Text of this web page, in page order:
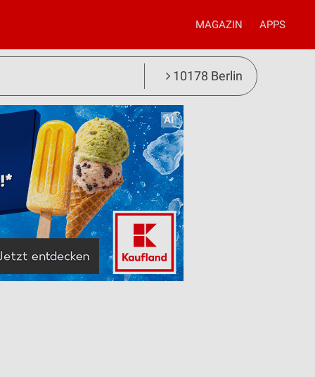
MAGAZIN APPS
10178 Berlin